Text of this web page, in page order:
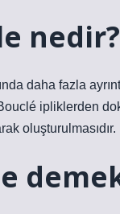
nedir?
daha fazla
ipliklerden
oluşturulmasıdır.